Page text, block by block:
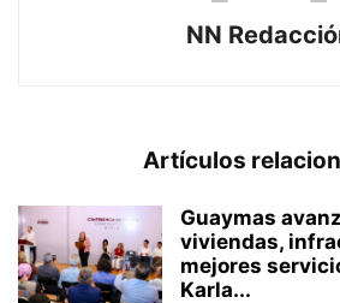
NN
Artículos
Guaymas
viviendas,
mejores
Karla...